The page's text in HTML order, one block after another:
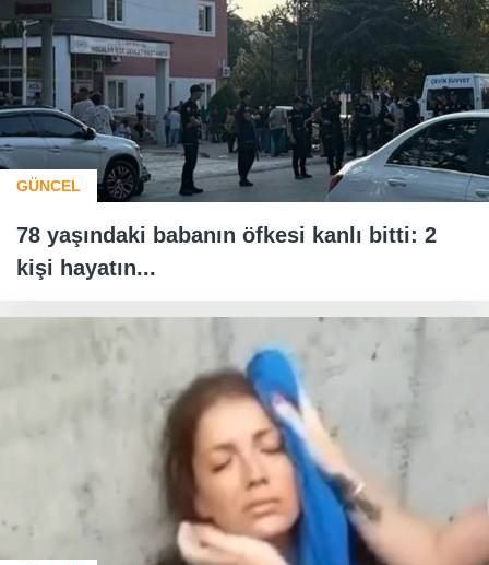
GÜNCEL
78 yaşındaki babanın öfkesi kanlı bitti: 2
kişi hayatın...